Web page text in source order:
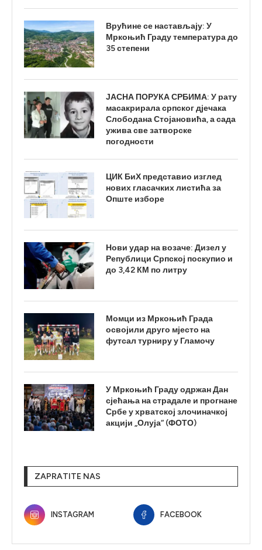
Врућине се настављају: У
Мркоњић Граду температура до
35 степени
ЈАСНА ПОРУКА СРБИМА: У рату
масакрирала српског дјечака
Слободана Стојановића, а сада
ужива све затворске
погодности
ЦИК БиХ представио изглед
нових гласачких листића за
Опште изборе
Нови удар на возаче: Дизел у
Републици Српској поскупио и
до 3,42 КМ по литру
Момци из Мркоњић Града
освојили друго мјесто на
футсал турниру у Гламочу
У Мркоњић Граду одржан Дан
сјећања на страдале и прогнане
Србе у хрватској злочиначкој
акцији „Олуја“ (ФОТО)
ZAPRATITE NAS
INSTAGRAM FACEBOOK